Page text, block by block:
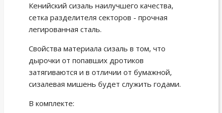
Кенийский сизаль наилучшего качества,
сетка разделителя секторов - прочная
легированная сталь.
Свойства материала сизаль в том, что
дырочки от попавших дротиков
затягиваются и в отличии от бумажной,
сизалевая мишень будет служить годами.
В комплекте: